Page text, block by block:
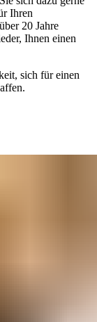
Ihren
20 Jahre
Ihnen einen
sich für einen